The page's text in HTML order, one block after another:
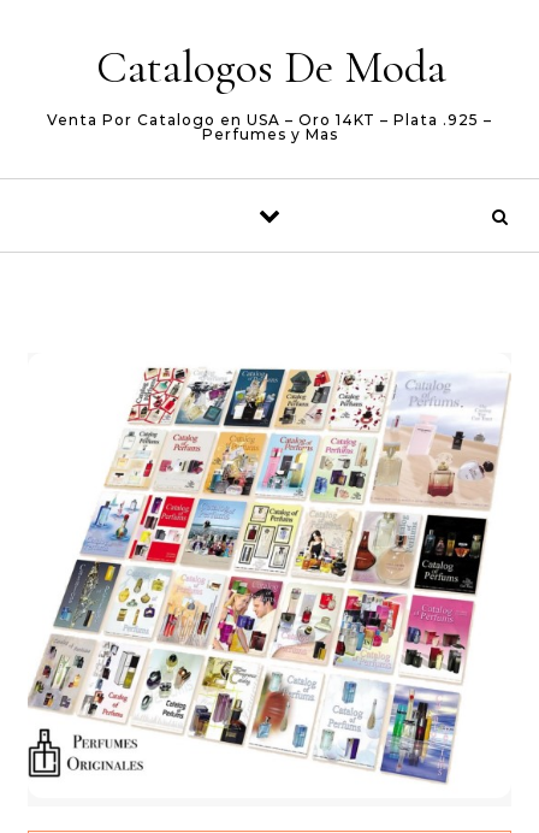
Catalogos De Moda
Venta Por Catalogo en USA – Oro 14KT – Plata .925 –
Perfumes y Mas